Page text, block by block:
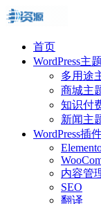
首页
WordPress主题
多用途
商城主
知识付
新闻主
WordPress插
内容管
SEO
翻译